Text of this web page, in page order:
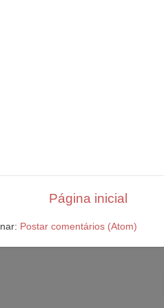
Página inicial
Postar comentários (Atom)